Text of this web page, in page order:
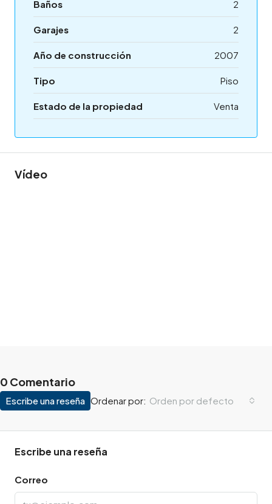
Baños 2
Garajes 2
Año de construcción 2007
Tipo Piso
Estado de la propiedad Venta
Vídeo
0 Comentario
Ordenar por: Orden por defecto
Escribe una reseña
Escribe una reseña
Correo